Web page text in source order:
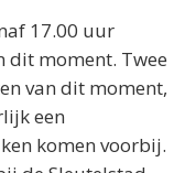
17.00 uur
dit moment. Twee
van dit moment,
een
komen voorbij.